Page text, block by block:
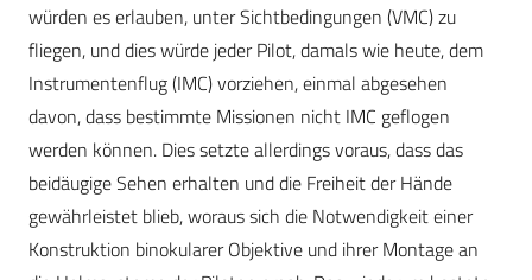
würden es erlauben, unter Sichtbedingungen (VMC) zu
fliegen, und dies würde jeder Pilot, damals wie heute, dem
Instrumentenflug (IMC) vorziehen, einmal abgesehen
davon, dass bestimmte Missionen nicht IMC geflogen
werden können. Dies setzte allerdings voraus, dass das
beidäugige Sehen erhalten und die Freiheit der Hände
gewährleistet blieb, woraus sich die Notwendigkeit einer
Konstruktion binokularer Objektive und ihrer Montage an